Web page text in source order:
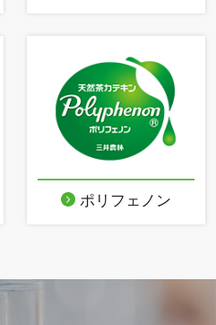
ポリフェノン